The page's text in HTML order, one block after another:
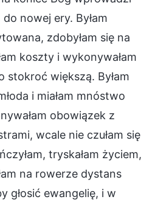
nowej ery. Byłam
zdobyłam się na
koszty i wykonywałam
stokroć większą. Byłam
i miałam mnóstwo
obowiązek z
wcale nie czułam się
tryskałam życiem,
na rowerze dystans
głosić ewangelię, i w